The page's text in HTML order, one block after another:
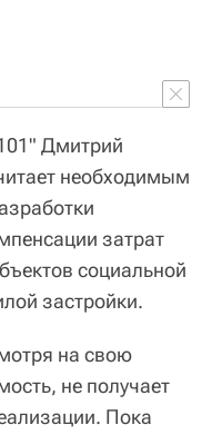
Дмитрий
необходимым
затрат
социальной
застройки.
на свою
не получает
Пока